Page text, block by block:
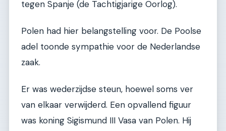
tegen Spanje (de Tachtigjarige Oorlog).
Polen had hier belangstelling voor. De Poolse
adel toonde sympathie voor de Nederlandse
zaak.
Er was wederzijdse steun, hoewel soms ver
van elkaar verwijderd. Een opvallend figuur
was koning Sigismund III Vasa van Polen. Hij